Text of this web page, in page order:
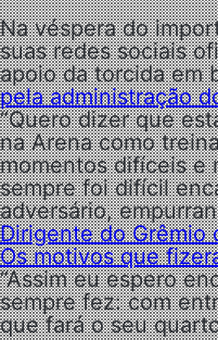
Na véspera do
suas redes sociais
apoio da torcida em
pela administração
“Quero dizer que
na Arena como
momentos difíceis e
sempre foi difícil
adversário,
Dirigente do Grêmio
Os motivos que
“Assim eu espero
sempre fez: com
que fará o seu